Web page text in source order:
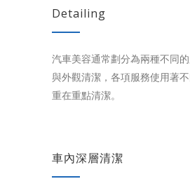
Detailing
汽車美容通常劃分為兩種不同
與外觀清潔，各項服務使用著
重在重點清潔。
車內深層清潔